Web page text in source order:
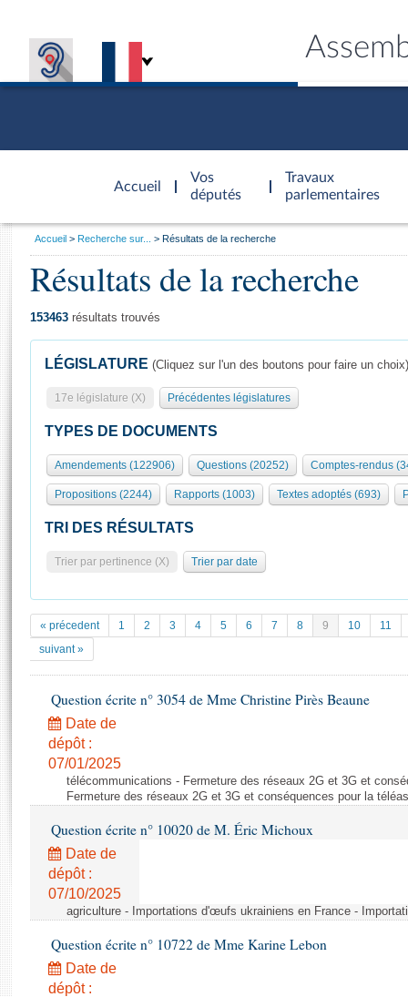
Accueil
d'accueil
Vos
députés
Travaux
parlementaires
Présidence
577 députés
Groupes politiques
Séance publique
Commissions et autres organes
Europe et International
Pétitions
Documents parlementaires
Projets de loi
Propositions de loi
Amendements
Textes adoptés
Rapports d'information
Rapports législatifs
Rapports sur l'application des lois
Baromètre de l’application des lois
Dossiers législatifs
Budget et sécurité sociale
Questions écrites et orales
Général
Rôle et pouvoirs de l'Assemblée
Organisation de l'Assemblée
Présidence Conférence des Présidents Bureau Collège des
Statistiques et chiffres clés
Documents de référence
( Constitution | Règlement de l'Assemblée ... )
Histoire
Juniors
Anciennes législatures
Liens vers les sites publics
Visiter l'Assemblée
Visite virtuelle du palais Bourbon
Assister à une séance
La Bibliothèque
Les archives
Contacts et plan d'accès
Photos libres de droit
Vous
Accueil Recherche sur... Résultats de la recherche
Résultats de la recherche
153463 résultats trouvés
LÉGISLATURE (Cliquez sur l'un des boutons pour faire un choix)
17e législature (X) Précédentes législatures
TYPES DE DOCUMENTS
Amendements (122906) Questions (20252) Comptes-rendus
Propositions (2244) Rapports (1003) Textes adoptés (693)
TRI DES RÉSULTATS
Trier par pertinence (X) Trier par date
« précedent 1 2 3 4 5 6 7 8 9 10
11
suivant »
Question écrite n° 3054 de Mme Christine Pirès Beaune
Date de
dépôt :
07/01/2025
télécommunications - Fermeture des réseaux 2G et 3G et
Fermeture des réseaux 2G et 3G et conséquences pour la
Question écrite n° 10020 de M. Éric Michoux
Date de
dépôt :
07/10/2025
agriculture - Importations d'œufs ukrainiens en France -
Question écrite n° 10722 de Mme Karine Lebon
Date de
dépôt :